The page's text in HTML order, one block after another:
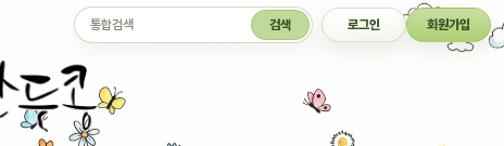
통합검색 검색 로그인 회원가입